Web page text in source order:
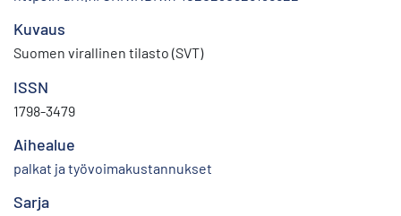
Kuvaus
Suomen virallinen tilasto (SVT)
ISSN
1798-3479
Aihealue
palkat ja työvoimakustannukset
Sarja